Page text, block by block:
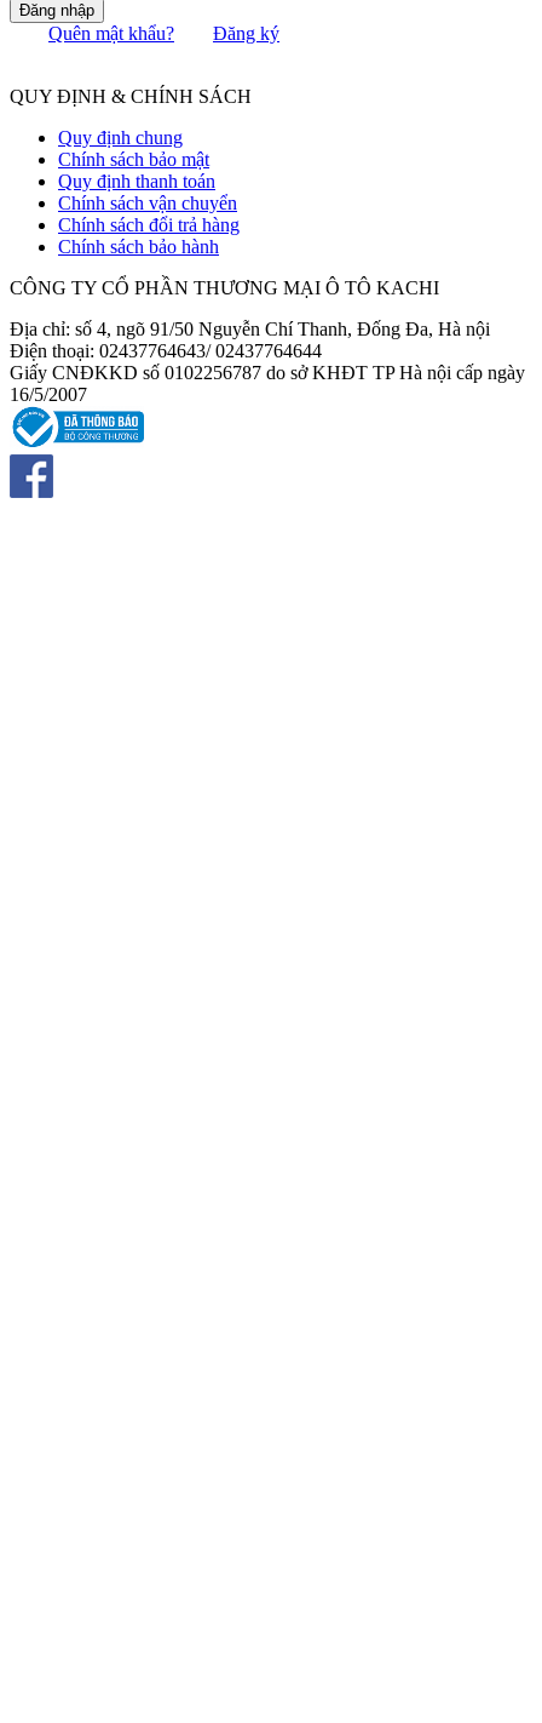
Đăng nhập
Quên mật khẩu? Đăng ký
QUY ĐỊNH & CHÍNH SÁCH
Quy định chung
Chính sách bảo mật
Quy định thanh toán
Chính sách vận chuyển
Chính sách đổi trả hàng
Chính sách bảo hành
CÔNG TY CỔ PHẦN THƯƠNG MẠI Ô TÔ KACHI
Địa chỉ: số 4, ngõ 91/50 Nguyễn Chí Thanh, Đống Đa, Hà nội
Điện thoại: 02437764643/ 02437764644
Giấy CNĐKKD số 0102256787 do sở KHĐT TP Hà nội cấp ngày
16/5/2007